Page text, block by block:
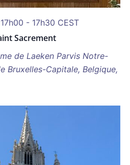
Sacrement
- 17h30 CEST
de Laeken Parvis Notre-
Bruxelles-Capitale, Belgique,